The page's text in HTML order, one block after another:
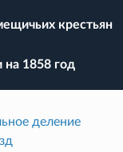
крестьян
на 1858 год
деление